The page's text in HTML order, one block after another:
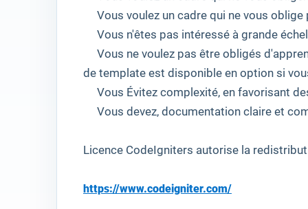
Vous voulez un cadre qui ne vous oblige
Vous n'êtes pas intéressé à grande
Vous ne voulez pas être obligés
de template est disponible en option si
Vous Évitez complexité, en favorisant
Vous devez, documentation claire et
Licence CodeIgniters autorise la
https://www.codeigniter.com/